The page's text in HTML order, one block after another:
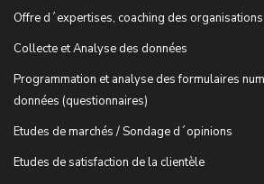
Offre d´expertises, coaching des
Collecte et Analyse des données
Programmation et analyse des formulaires
données (questionnaires)
Etudes de marchés / Sondage d´opinions
Etudes de satisfaction de la clientèle